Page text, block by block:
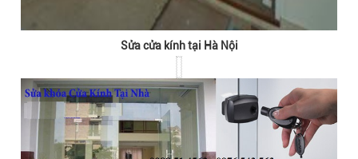
Sửa cửa kính tại Hà Nội